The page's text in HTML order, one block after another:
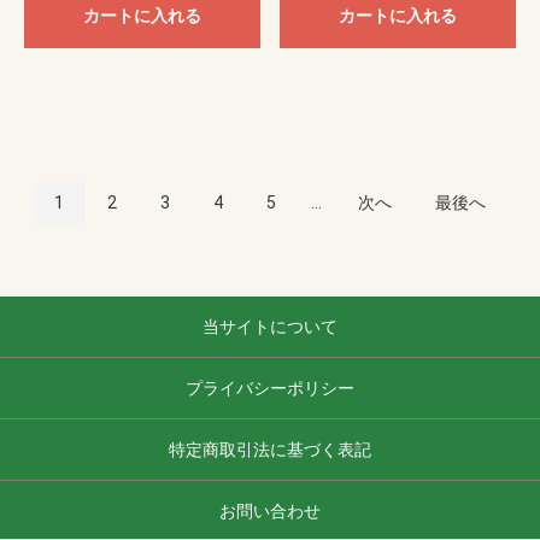
カートに入れる カートに入れる
1 2 3 4 5 次へ 最後へ
当サイトについて
プライバシーポリシー
特定商取引法に基づく表記
お問い合わせ